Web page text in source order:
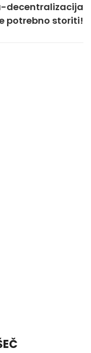
decentralizacija
potrebno storiti!